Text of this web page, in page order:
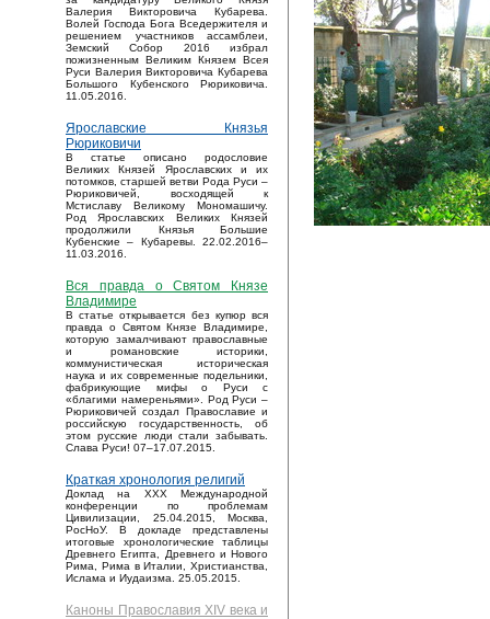
Валерия Викторовича Кубарева.
Волей Господа Бога Вседержителя и
решением участников ассамблеи,
Земский Собор 2016 избрал
пожизненным Великим Князем Всея
Руси Валерия Викторовича Кубарева
Большого Кубенского Рюриковича.
11.05.2016.
Ярославские Князья
Рюриковичи
В статье описано родословие
Великих Князей Ярославских и их
потомков, старшей ветви Рода Руси –
Рюриковичей, восходящей к
Мстиславу Великому Мономашичу.
Род Ярославских Великих Князей
продолжили Князья Большие
Кубенские – Кубаревы. 22.02.2016–
11.03.2016.
Вся правда о Святом Князе
Владимире
В статье открывается без купюр вся
правда о Святом Князе Владимире,
которую замалчивают православные
и романовские историки,
коммунистическая историческая
наука и их современные подельники,
фабрикующие мифы о Руси с
«благими намереньями». Род Руси –
Рюриковичей создал Православие и
российскую государственность, об
этом русские люди стали забывать.
Слава Руси! 07–17.07.2015.
Краткая хронология религий
Доклад на XXX Международной
конференции по проблемам
Цивилизации, 25.04.2015, Москва,
РосНоУ. В докладе представлены
итоговые хронологические таблицы
Древнего Египта, Древнего и Нового
Рима, Рима в Италии, Христианства,
Ислама и Иудаизма. 25.05.2015.
Каноны Православия XIV века и